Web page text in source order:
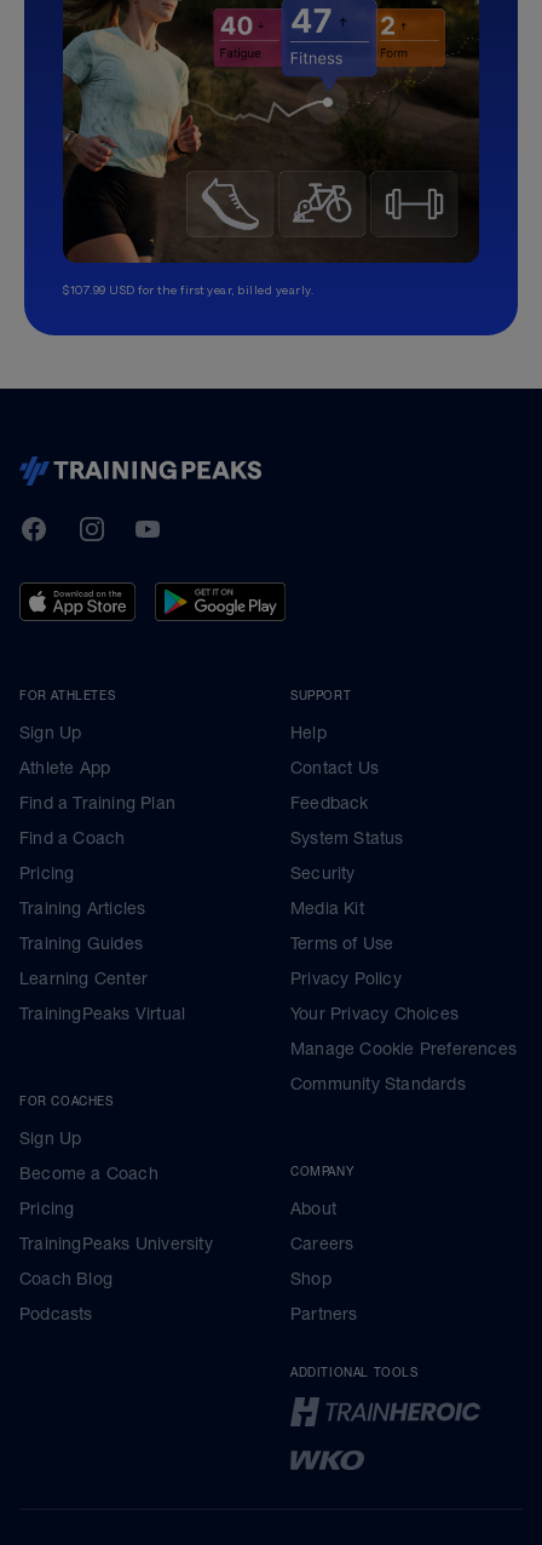
$107.99 USD for the first year, billed yearly.
TrainingPeaks
FacebookInstagramYoutube
FOR ATHLETES
Sign Up
Athlete App
Find a Training Plan
Find a Coach
Pricing
Training Articles
Training Guides
Learning Center
TrainingPeaks Virtual
FOR COACHES
Sign Up
Become a Coach
Pricing
TrainingPeaks University
Coach Blog
Podcasts
SUPPORT
Help
Contact Us
Feedback
System Status
Security
Media Kit
Terms of Use
Privacy Policy
Your Privacy Choices
Manage Cookie Preferences
Community Standards
COMPANY
About
Careers
Shop
Partners
ADDITIONAL TOOLS